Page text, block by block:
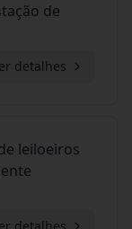
de
detalhes
leiloeiros